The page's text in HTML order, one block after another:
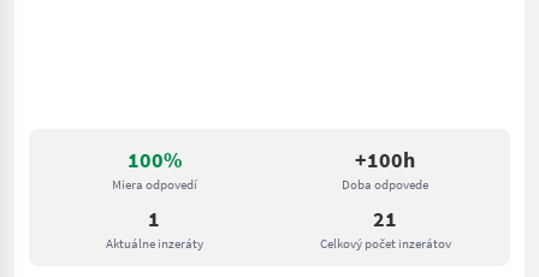
100%
Miera odpovedí
+100h
Doba odpovede
1
Aktuálne inzeráty
21
Celkový počet inzerátov